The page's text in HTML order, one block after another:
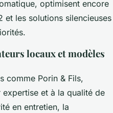
optimisent encore
et les solutions silencieuses
locaux et modèles
comme Porin & Fils,
expertise et à la qualité de
en entretien, la